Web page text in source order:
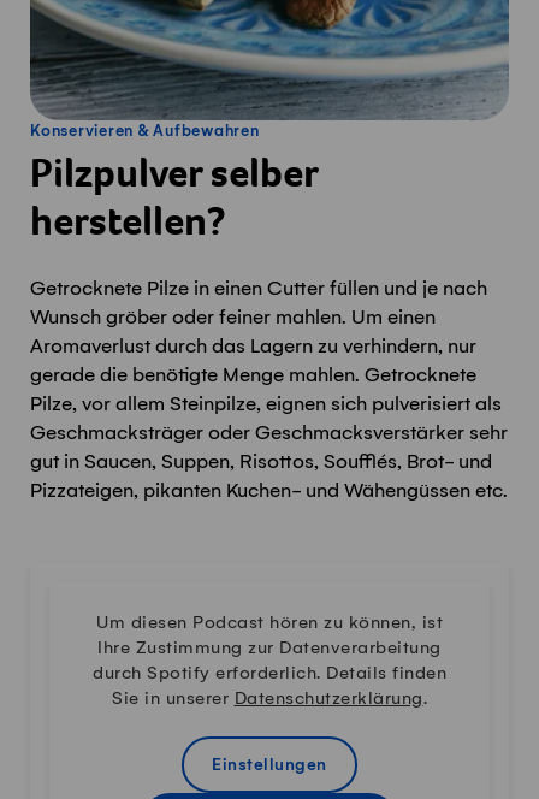
Konservieren & Aufbewahren
Pilzpulver selber
herstellen?
Getrocknete Pilze in einen Cutter füllen und je nach
Wunsch gröber oder feiner mahlen. Um einen
Aromaverlust durch das Lagern zu verhindern, nur
gerade die benötigte Menge mahlen. Getrocknete
Pilze, vor allem Steinpilze, eignen sich pulverisiert als
Geschmacksträger oder Geschmacksverstärker sehr
gut in Saucen, Suppen, Risottos, Soufflés, Brot- und
Pizzateigen, pikanten Kuchen- und Wähengüssen etc.
Um diesen Podcast hören zu können, ist
Ihre Zustimmung zur Datenverarbeitung
durch Spotify erforderlich. Details finden
Sie in unserer Datenschutzerklärung.
Einstellungen